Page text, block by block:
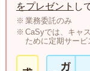
をプレゼント し
業務委託のみ
CaSyでは、キャ
ために定期サービ